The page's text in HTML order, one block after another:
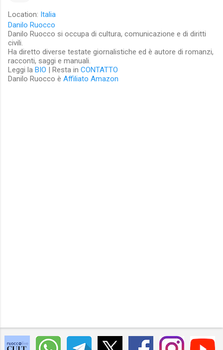
Location: Italia
Danilo Ruocco
Danilo Ruocco si occupa di cultura, comunicazione e di diritti
civili.
Ha diretto diverse testate giornalistiche ed è autore di romanzi,
racconti, saggi e manuali.
Leggi la BIO | Resta in CONTATTO
Danilo Ruocco è Affiliato Amazon